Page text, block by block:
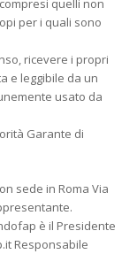
quelli non
per i quali sono
ricevere i propri
e leggibile da un
usato da
Garante di
sede in Roma Via
è il Presidente
Responsabile